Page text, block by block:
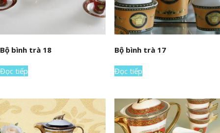
Bộ bình trà 18
Đọc tiếp
Bộ bình trà 17
Đọc tiếp